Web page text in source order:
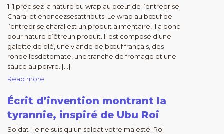
1. 1 précisez la nature du wrap au bœuf de l’entreprise
Charal et énoncezsesattributs. Le wrap au bœuf de
l’entreprise charal est un produit alimentaire, il a donc
pour nature d’êtreun produit. Il est composé d’une
galette de blé, une viande de bœuf français, des
rondellesdetomate, une tranche de fromage et une
sauce au poivre. […]
Read more
Écrit d’invention montrant la
tyrannie, inspiré de Ubu Roi
Soldat : je ne suis qu’un soldat votre majesté. Roi